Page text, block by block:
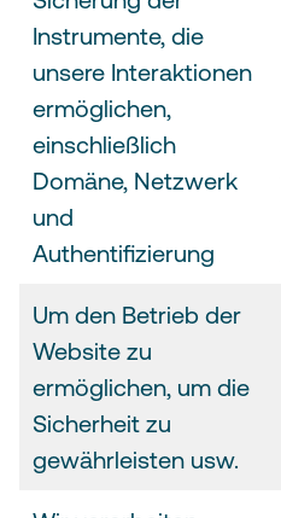
Instrumente, die
unsere Interaktionen
ermöglichen,
einschließlich
Domäne, Netzwerk
und
Authentifizierung
Um den Betrieb der
Website zu
ermöglichen, um die
Sicherheit zu
gewährleisten usw.